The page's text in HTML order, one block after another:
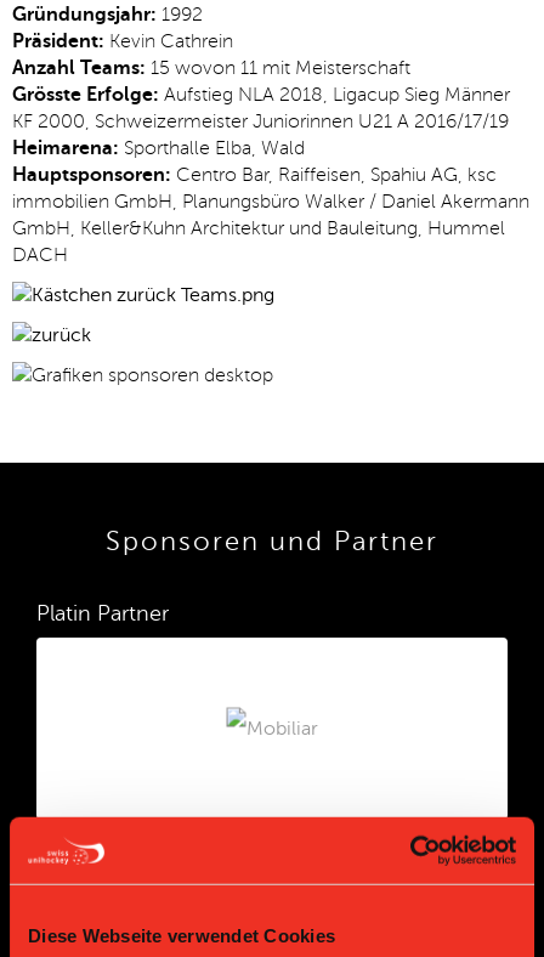
Diese Webseite verwendet Cookies
Gründungsjahr: 1992
Präsident: Kevin Cathrein
Anzahl Teams: 15 wovon 11 mit Meisterschaft
Grösste Erfolge: Aufstieg NLA 2018, Ligacup Sieg Männer
KF 2000, Schweizermeister Juniorinnen U21 A 2016/17/19
Heimarena: Sporthalle Elba, Wald
Hauptsponsoren: Centro Bar, Raiffeisen, Spahiu AG, ksc
immobilien GmbH, Planungsbüro Walker / Daniel Akermann
GmbH, Keller&Kuhn Architektur und Bauleitung, Hummel
DACH
Sponsoren und Partner
Platin Partner
Gold Partner Gold Partner